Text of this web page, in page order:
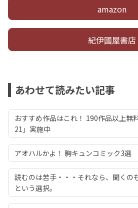
amazon
紀伊國屋書店
あわせて読みたい記事
おすすめ作品はこれ！ 190作品以上無
21」実施中
アオハルかよ！ 胸キュンコミック3選
読むのは苦手・・・それなら、聞くの
という選択。